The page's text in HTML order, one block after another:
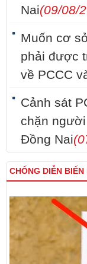
Nai(09/08/
Muốn cơ
phải được
về PCCC
Cảnh sát
chặn
Đồng Nai
CHỐNG DIỄN BIẾN